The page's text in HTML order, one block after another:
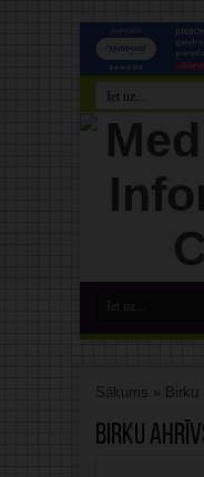
Sākums » Birku
Birku